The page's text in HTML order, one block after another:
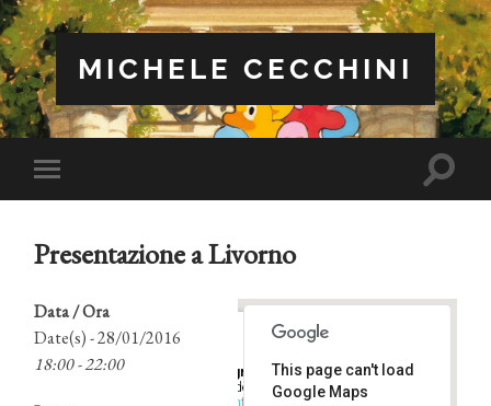
MICHELE CECCHINI
Attiva/disattiva
il
dispositivi
Attiva/
Presentazione a Livorno
Magnolia Laboratorio Culturale
Via dei Mulini, 27 - Livorno
Eventi
This page can't load
Google Maps
Data / Ora
Date(s) - 28/01/2016
18:00 - 22:00